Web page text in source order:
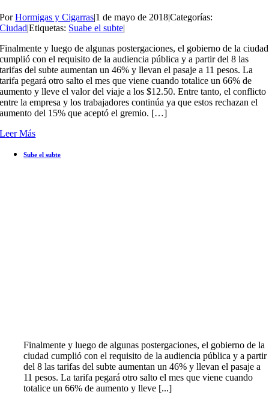
PorHormigas y Cigarras|1 de mayo de 2018|Categorías:
Ciudad|Etiquetas: Suabe el subte|
Finalmente y luego de algunas postergaciones, el gobierno de la ciudad
cumplió con el requisito de la audiencia pública y a partir del 8 las
tarifas del subte aumentan un 46% y llevan el pasaje a 11 pesos. La
tarifa pegará otro salto el mes que viene cuando totalice un 66% de
aumento y lleve el valor del viaje a los $12.50. Entre tanto, el conflicto
entre la empresa y los trabajadores continúa ya que estos rechazan el
aumento del 15% que aceptó el gremio. […]
Leer Más
Sube el subte
Finalmente y luego de algunas postergaciones, el gobierno de la
ciudad cumplió con el requisito de la audiencia pública y a partir
del 8 las tarifas del subte aumentan un 46% y llevan el pasaje a
11 pesos. La tarifa pegará otro salto el mes que viene cuando
totalice un 66% de aumento y lleve [...]